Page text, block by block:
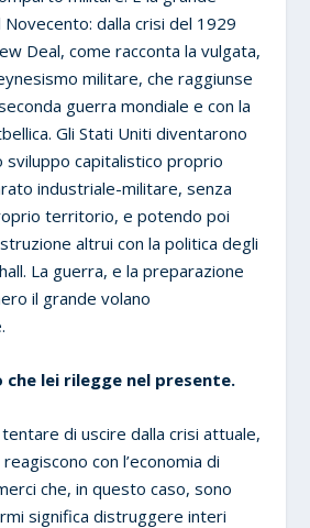
dalla crisi del 1929
Deal, come racconta la vulgata,
militare, che raggiunse
guerra mondiale e con la
Gli Stati Uniti diventarono
sviluppo capitalistico proprio
industriale-militare, senza
territorio, e potendo poi
altrui con la politica degli
La guerra, e la preparazione
il grande volano
che lei rilegge nel presente.
di uscire dalla crisi attuale,
con l’economia di
che, in questo caso, sono
significa distruggere interi